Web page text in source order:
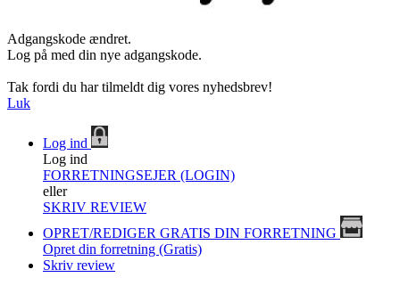
Adgangskode ændret.
Log på med din nye adgangskode.
Tak fordi du har tilmeldt dig vores nyhedsbrev!
Luk
Log ind
Log ind
FORRETNINGSEJER (LOGIN)
eller
SKRIV REVIEW
OPRET/REDIGER GRATIS DIN FORRETNING
Opret din forretning (Gratis)
Skriv review